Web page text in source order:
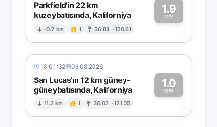
Parkfield'in 22 km
kuzeybatısında, Kaliforniya
-0.7 km I 36.03, -120.61
1.9
MW1
18:01:32 06.08.2026
San Lucas'ın 12 km güney-
güneybatısında, Kaliforniya
11.2 km I 36.02, -121.05
1.0
MW1